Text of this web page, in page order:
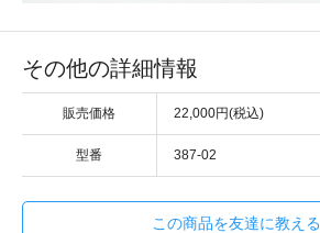
その他の詳細情報
販売価格 22,000円(税込)
型番 387-02
この商品を友達に教える